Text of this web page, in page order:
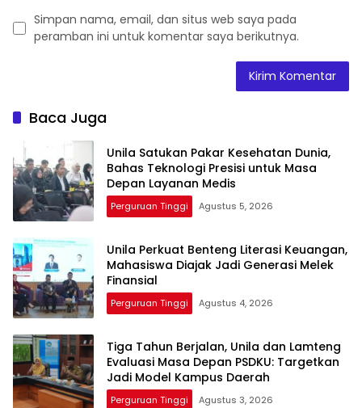
Simpan nama, email, dan situs web saya pada
peramban ini untuk komentar saya berikutnya.
Baca Juga
Unila Satukan Pakar Kesehatan Dunia,
Bahas Teknologi Presisi untuk Masa
Depan Layanan Medis
Perguruan Tinggi Agustus 5, 2026
Unila Perkuat Benteng Literasi Keuangan,
Mahasiswa Diajak Jadi Generasi Melek
Finansial
Perguruan Tinggi Agustus 4, 2026
Tiga Tahun Berjalan, Unila dan Lamteng
Evaluasi Masa Depan PSDKU: Targetkan
Jadi Model Kampus Daerah
Perguruan Tinggi Agustus 3, 2026